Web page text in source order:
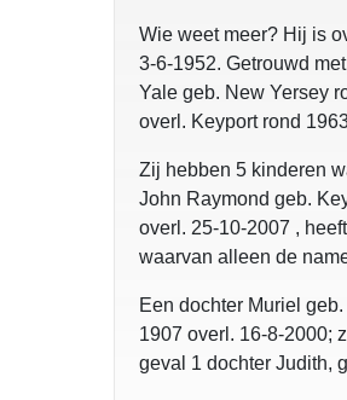
Wie weet meer? Hij is
3-6-1952. Getrouwd
Yale geb. New Yersey
overl. Keyport rond
Zij hebben 5 kinderen
John Raymond geb.
overl. 25-10-2007 ,
waarvan alleen de
Een dochter Muriel
1907 overl. 16-8-2000;
geval 1 dochter Judith,